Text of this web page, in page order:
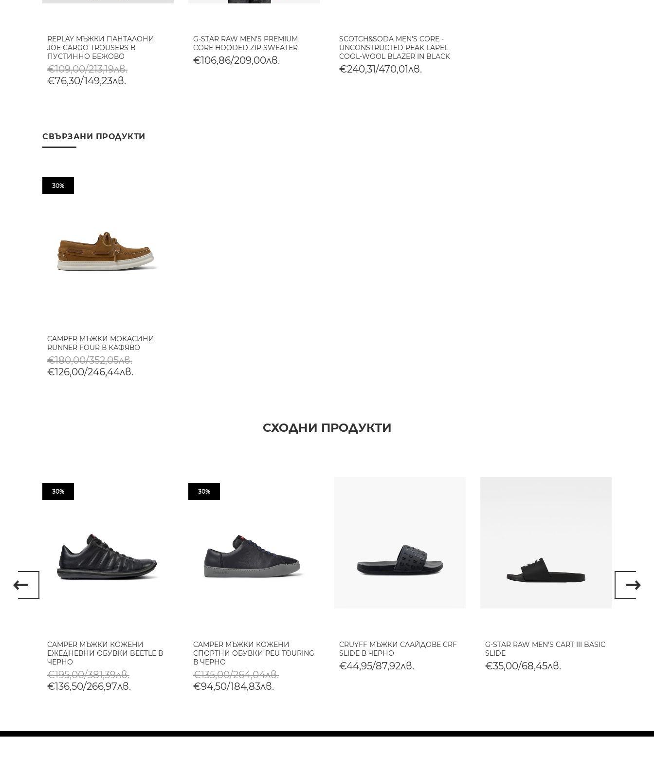
REPLAY МЪЖКИ ПАНТАЛОНИ
JOE CARGO TROUSERS В
ПУСТИННО БЕЖОВО
€109,00/213,19лв.
€76,30/149,23лв.
G-STAR RAW MEN'S PREMIUM
CORE HOODED ZIP SWEATER
€106,86/209,00лв.
SCOTCH&SODA MEN'S CORE -
UNCONSTRUCTED PEAK LAPEL
COOL-WOOL BLAZER IN BLACK
€240,31/470,01лв.
СВЪРЗАНИ ПРОДУКТИ
30%
CAMPER МЪЖКИ МОКАСИНИ
RUNNER FOUR В КАФЯВО
€180,00/352,05лв.
€126,00/246,44лв.
СХОДНИ ПРОДУКТИ
30%
CAMPER МЪЖКИ КОЖЕНИ
ЕЖЕДНЕВНИ ОБУВКИ BEETLE В
ЧЕРНО
€195,00/381,39лв.
€136,50/266,97лв.
30%
CAMPER МЪЖКИ КОЖЕНИ
СПОРТНИ ОБУВКИ PEU TOURING
В ЧЕРНО
€135,00/264,04лв.
€94,50/184,83лв.
CRUYFF МЪЖКИ СЛАЙДОВЕ CRF
SLIDE В ЧЕРНО
€44,95/87,92лв.
G-STAR RAW MEN'S CART III BASIC
SLIDE
€35,00/68,45лв.